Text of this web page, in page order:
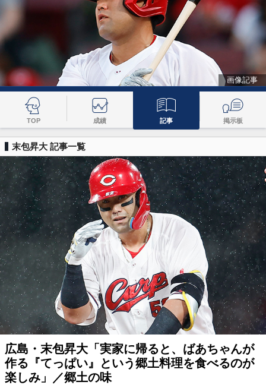
画像記事
TOP 成績 記事 掲示板
末包昇大 記事一覧
広島・末包昇大「実家に帰ると、ばあちゃんが
作る『てっぱい』という郷土料理を食べるのが
楽しみ」／郷土の味